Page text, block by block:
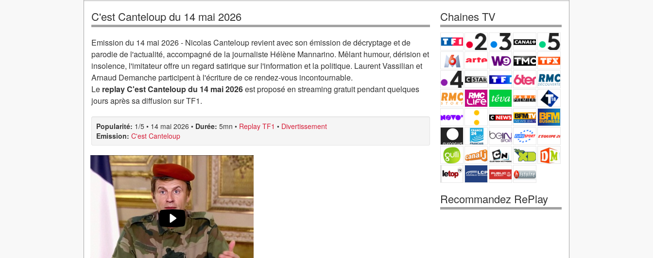
C'est Canteloup du 14 mai 2026
Emission du 14 mai 2026 - Nicolas Canteloup revient avec son émission de décryptage et de
parodie de l'actualité, accompagné de la journaliste Hélène Mannarino. Mêlant humour, dérision et
insolence, l'imitateur offre un regard satirique sur l'information et la politique. Laurent Vassilian et
Arnaud Demanche participent à l'écriture de ce rendez-vous incontournable.
Le replay C'est Canteloup du 14 mai 2026est proposé en streaming gratuit pendant quelques
jours après sa diffusion sur TF1.
Popularité: 1/5 • 14 mai 2026 • Durée: 5mn • Replay TF1 • Divertissement
Emission: C'est Canteloup
Chaines TV
Recommandez RePlay